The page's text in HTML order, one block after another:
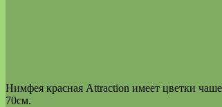
Нимфея красная Attraction имеет цветки
70см.